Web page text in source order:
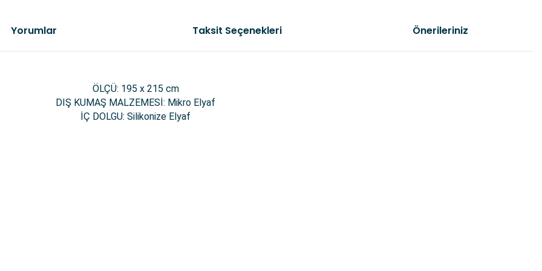
Yorumlar Taksit Seçenekleri Önerileriniz
ÖLÇÜ: 195 x 215 cm
DIŞ KUMAŞ MALZEMESİ: Mikro Elyaf
İÇ DOLGU: Silikonize Elyaf